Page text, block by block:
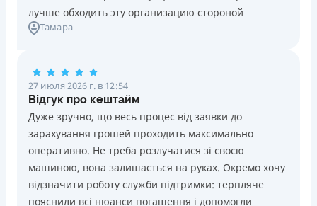
Лицензия НБУ №10
Вся информация о кредите
ПОЛУЧИТЬ ЗАЙМ
Запрашиваются только данные паспорта, ИНН, номер
банковской карты и телефона
проблемной кредитной историей.
Переводятся деньги на банковскую карту сразу после
подписания электронного договора о предоставлении
кредита
Дарятся скидки до -99% постоянным клиентам на
будущие кредиты согласно программе лояльности
Программа лояльности для постоянных клиентов
Круглосуточная поддержка в Viber, Telegram,
лучше обходить эту организацию стороной
Тамара
27 июля 2026 г. в 12:54
Відгук про кештайм
Дуже зручно, що весь процес від заявки до
зарахування грошей проходить максимально
оперативно. Не треба розлучатися зі своєю
машиною, вона залишається на руках. Окремо хочу
відзначити роботу служби підтримки: терпляче
пояснили всі нюанси погашення і допомогли